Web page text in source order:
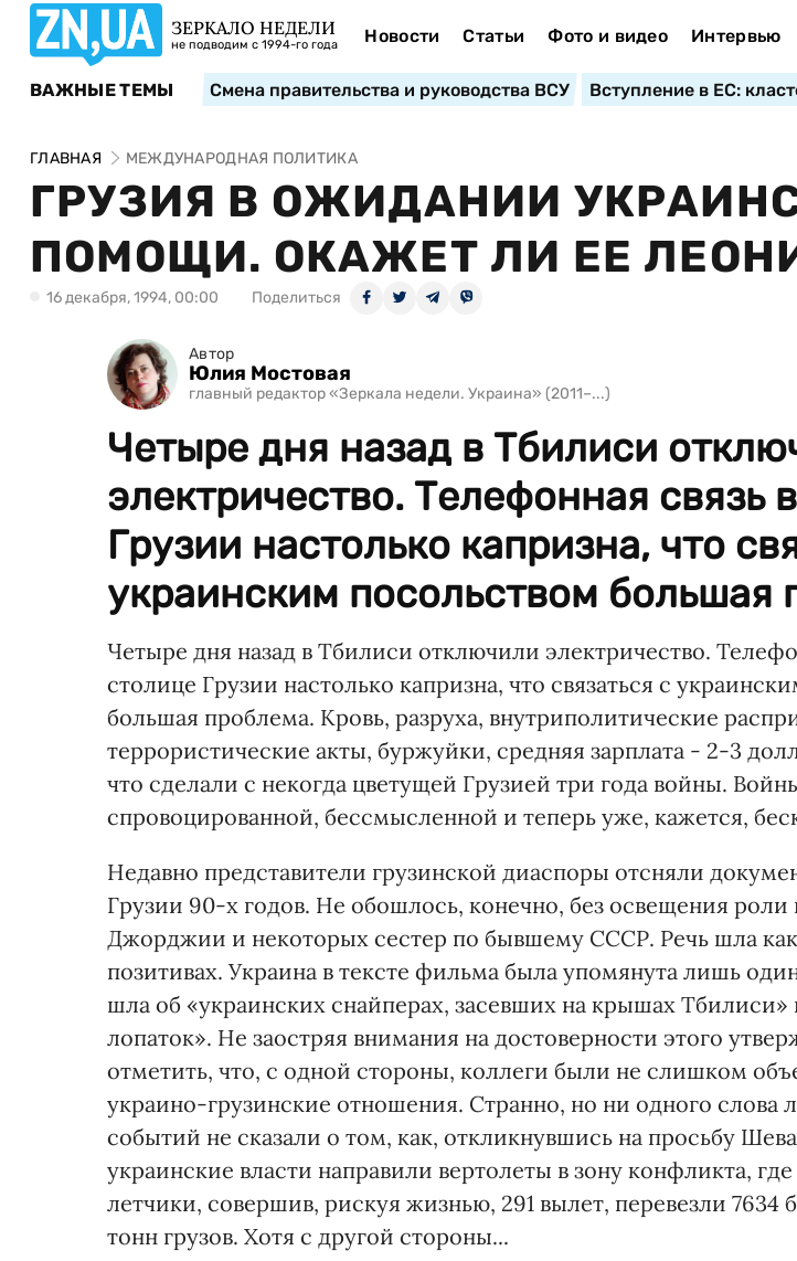
ЗЕРКАЛО НЕДЕЛИ
не подводим с 1994-го года Новости Статьи Фото и видео Интервью
ВАЖНЫЕ ТЕМЫ Смена правительства и руководства ВСУ Вступление в ЕС:
ГЛАВНАЯ МЕЖДУНАРОДНАЯ ПОЛИТИКА
ГРУЗИЯ В ОЖИДАНИИ
ПОМОЩИ. ОКАЖЕТ ЛИ ЕЕ
16 декабря, 1994, 00:00 Поделиться
Автор
Юлия Мостовая
главный редактор «Зеркала недели. Украина» (2011–...)
Четыре дня назад в Тбилиси
электричество. Телефонная связь
Грузии настолько капризна, что
украинским посольством большая
Четыре дня назад в Тбилиси отключили электричество.
столице Грузии настолько капризна, что связаться с
большая проблема. Кровь, разруха, внутриполитические
террористические акты, буржуйки, средняя зарплата - 2-3
что сделали с некогда цветущей Грузией три года войны.
спровоцированной, бессмысленной и теперь уже, кажется,
Недавно представители грузинской диаспоры отсняли
Грузии 90-х годов. Не обошлось, конечно, без освещения роли
Джорджии и некоторых сестер по бывшему СССР. Речь шла как
позитивах. Украина в тексте фильма была упомянута лишь
шла об «украинских снайперах, засевших на крышах Тбилиси»
лопаток». Не заостряя внимания на достоверности этого
отметить, что, с одной стороны, коллеги были не слишком
украино-грузинские отношения. Странно, но ни одного слова
событий не сказали о том, как, откликнувшись на просьбу
украинские власти направили вертолеты в зону конфликта,
летчики, совершив, рискуя жизнью, 291 вылет, перевезли 7634
тонн грузов. Хотя с другой стороны...